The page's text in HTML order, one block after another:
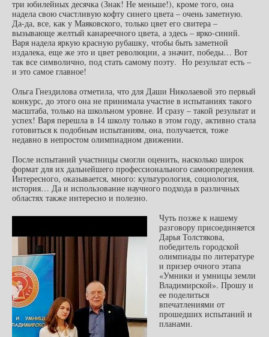
три юбилейных десячка (Знак! Не меньше!), кроме того, она
надела свою счастливую кофту синего цвета – очень заметную.
Да-да, все, как у Маяковского, только цвет его свитера –
вызывающе желтый канареечного цвета, а здесь – ярко-синий.
Варя надела яркую красную рубашку, чтобы быть заметной
издалека, еще же это и цвет революции, а значит, победы… Вот
так все символично, под стать самому поэту. Но результат есть –
и это самое главное!
Ольга Гнездилова отметила, что для Даши Николаевой это первый
конкурс, до этого она не принимала участие в испытаниях такого
масштаба, только на школьном уровне. И сразу – такой результат и
успех! Варя перешла в 14 школу только в этом году, активно стала
готовиться к подобным испытаниям, она, получается, тоже
недавно в непростом олимпиадном движении.
После испытаний участницы смогли оценить, насколько широк
формат для их дальнейшего профессионального самоопределения.
Интересного, оказывается, много: культурология, социология,
история… Да и использование научного подхода в различных
областях также интересно и полезно.
Чуть позже к нашему
разговору присоединяется
Дарья Толстякова,
победитель городской
олимпиады по литературе
и призер очного этапа
«Умники и умницы земли
Владимирской». Прошу и
ее поделиться
впечатлениями от
прошедших испытаний и
планами.